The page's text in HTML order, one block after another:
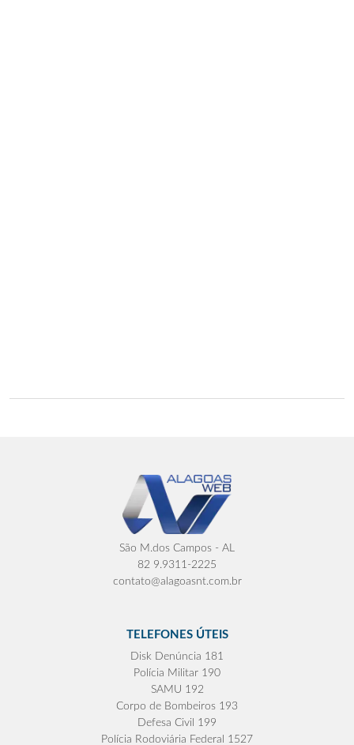
São M.dos Campos - AL
82 9.9311-2225
contato@alagoasnt.com.br
TELEFONES ÚTEIS
Disk Denúncia 181
Polícia Militar 190
SAMU 192
Corpo de Bombeiros 193
Defesa Civil 199
Polícia Rodoviária Federal 1527